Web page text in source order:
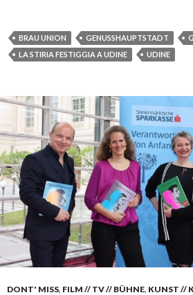
BRAU UNION GENUSSHAUPTSTADT
LA STIRIA FESTIGGIA A UDINE
UDINE
DONT' MISS, FILM // TV // BÜHNE, KUNST //